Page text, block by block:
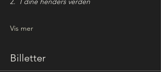
Vis mer
Billetter